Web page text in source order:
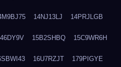
14NJ13LJ 14PRJLGB
15B2SHBQ 15C9WR6H
16U7RZJT 179PIGYE